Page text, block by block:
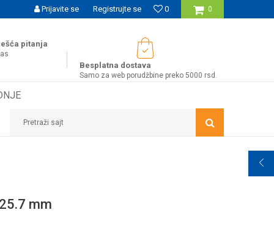
BESPLATNE ISPORUKE ZA WEB PORUDŽBINE! 0
0
Prijavite se Registrujte se
pitanja
Besplatna dostava
Samo za web porudžbine preko 5000 rsd.
Pretraži sajt
mm